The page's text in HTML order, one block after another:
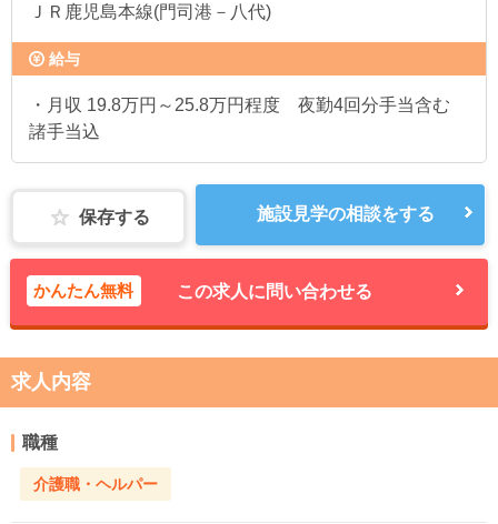
ＪＲ鹿児島本線(門司港－八代)
給与
・月収 19.8万円～25.8万円程度 夜勤4回分手当含む
諸手当込
保存する 施設見学の相談をする
かんたん無料 この求人に問い合わせる
求人内容
職種
介護職・ヘルパー